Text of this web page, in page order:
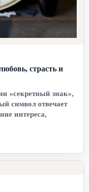
страсть и
«секретный знак»,
символ отвечает
интереса,